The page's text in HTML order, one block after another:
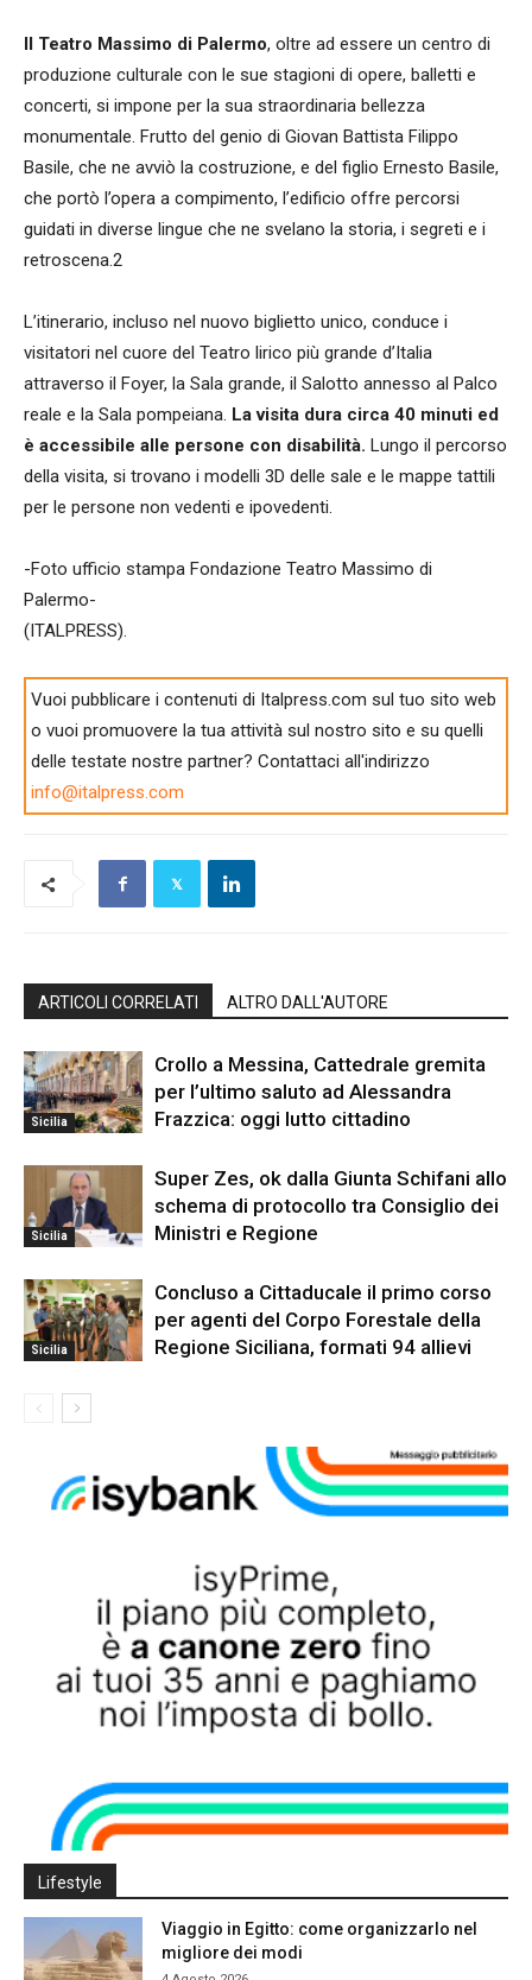
Il Teatro Massimo di Palermo, oltre ad essere un centro di
produzione culturale con le sue stagioni di opere, balletti e
concerti, si impone per la sua straordinaria bellezza
monumentale. Frutto del genio di Giovan Battista Filippo
Basile, che ne avviò la costruzione, e del figlio Ernesto Basile,
che portò l’opera a compimento, l’edificio offre percorsi
guidati in diverse lingue che ne svelano la storia, i segreti e i
retroscena.2
L’itinerario, incluso nel nuovo biglietto unico, conduce i
visitatori nel cuore del Teatro lirico più grande d’Italia
attraverso il Foyer, la Sala grande, il Salotto annesso al Palco
reale e la Sala pompeiana. La visita dura circa 40 minuti ed
è accessibile alle persone con disabilità. Lungo il percorso
della visita, si trovano i modelli 3D delle sale e le mappe tattili
per le persone non vedenti e ipovedenti.
-Foto ufficio stampa Fondazione Teatro Massimo di
Palermo-
(ITALPRESS).
Vuoi pubblicare i contenuti di Italpress.com sul tuo sito web
o vuoi promuovere la tua attività sul nostro sito e su quelli
delle testate nostre partner? Contattaci all'indirizzo
info@italpress.com
ARTICOLI CORRELATI ALTRO DALL'AUTORE
Sicilia
Crollo a Messina, Cattedrale gremita
per l’ultimo saluto ad Alessandra
Frazzica: oggi lutto cittadino
Sicilia
Super Zes, ok dalla Giunta Schifani allo
schema di protocollo tra Consiglio dei
Ministri e Regione
Sicilia
Concluso a Cittaducale il primo corso
per agenti del Corpo Forestale della
Regione Siciliana, formati 94 allievi
Lifestyle
Viaggio in Egitto: come organizzarlo nel
migliore dei modi